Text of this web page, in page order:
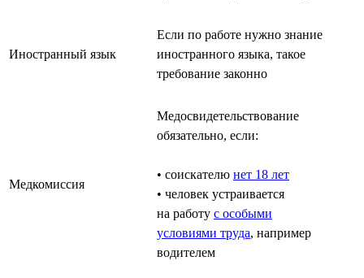
Иностранный язык
Если по работе нужно знание
иностранного языка, такое
требование законно
Медкомиссия
Медосвидетельствование
обязательно, если:
• соискателю нет 18 лет
• человек устраивается
на работу с особыми
условиями труда, например
водителем